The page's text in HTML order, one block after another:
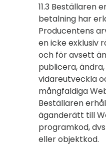
11.3 Beställaren
betalning har
Producentens
en icke exklusiv
och för avsett
publicera,
vidareutveckla
mångfaldiga
Beställaren
äganderätt till
programkod,
eller objektkod.